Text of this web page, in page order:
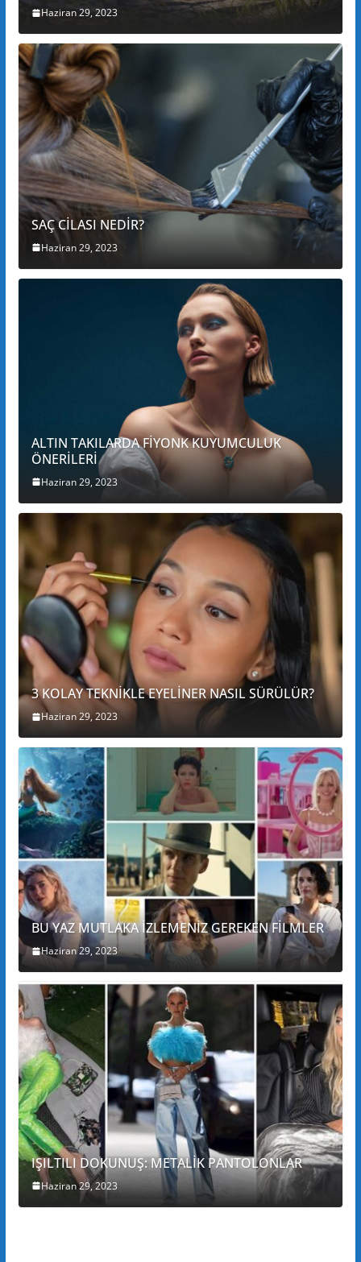
Haziran 29, 2023
SAÇ CİLASI NEDİR?
Haziran 29, 2023
ALTIN TAKILARDA FİYONK KUYUMCULUK
ÖNERİLERİ
Haziran 29, 2023
3 KOLAY TEKNİKLE EYELİNER NASIL SÜRÜLÜR?
Haziran 29, 2023
BU YAZ MUTLAKA İZLEMENİZ GEREKEN FİLMLER
Haziran 29, 2023
IŞILTILI DOKUNUŞ: METALİK PANTOLONLAR
Haziran 29, 2023